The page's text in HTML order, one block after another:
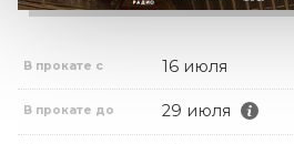
В прокате с 16 июля
В прокате до 29 июля